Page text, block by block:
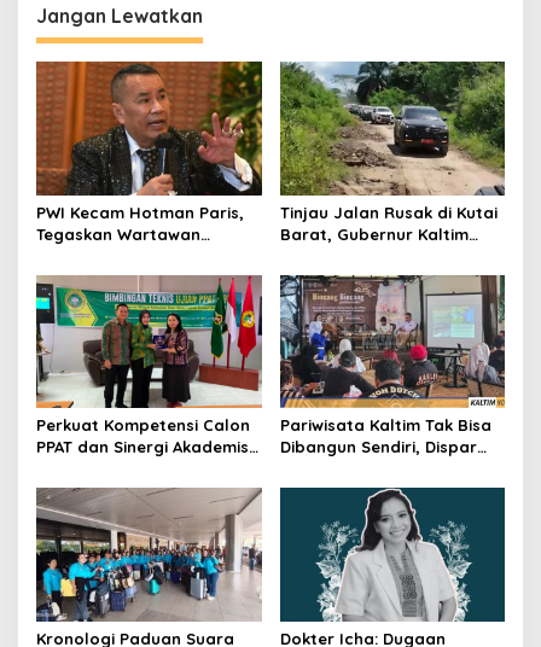
Budaya dan Permainan
Tradisional
Jangan Lewatkan
PWI Kecam Hotman Paris,
Tegaskan Wartawan
Tinjau Jalan Rusak di Kutai
Barat, Gubernur Kaltim
Kilometer
Perkuat Kompetensi Calon
PPAT dan Sinergi Akademis,
Bimtek Ujian PPAT 2026
Pariwisata Kaltim Tak Bisa
Dibangun Sendiri, Dispar
Berkolaborasi
Kronologi Paduan Suara Dokter Icha: Dugaan